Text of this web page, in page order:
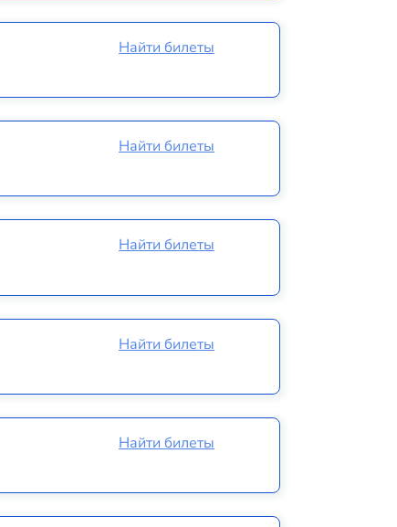
Найти билеты
Найти билеты
Найти билеты
Найти билеты
Найти билеты